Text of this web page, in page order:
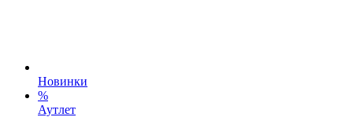
Новинки
%
Аутлет